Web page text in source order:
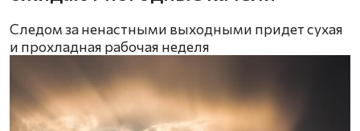
Следом за ненастными выходными придет сухая
и прохладная рабочая неделя